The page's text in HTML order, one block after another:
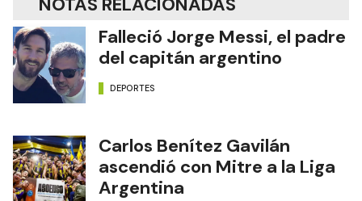
Falleció Jorge Messi, el padre
del capitán argentino
DEPORTES
Carlos Benítez Gavilán
ascendió con Mitre a la Liga
Argentina